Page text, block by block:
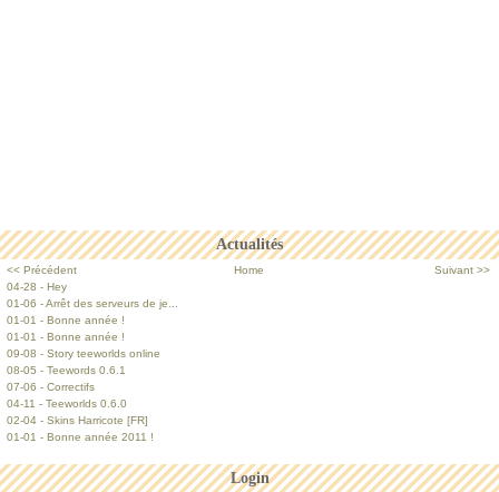
Actualités
<< Précédent Home
Suivant >>
04-28 - Hey
01-06 - Arrêt des serveurs de je...
01-01 - Bonne année !
01-01 - Bonne année !
09-08 - Story teeworlds online
08-05 - Teewords 0.6.1
07-06 - Correctifs
04-11 - Teeworlds 0.6.0
02-04 - Skins Harricote [FR]
01-01 - Bonne année 2011 !
Login